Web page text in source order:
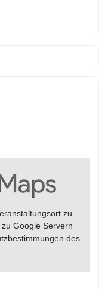
zu
Google Servern
des